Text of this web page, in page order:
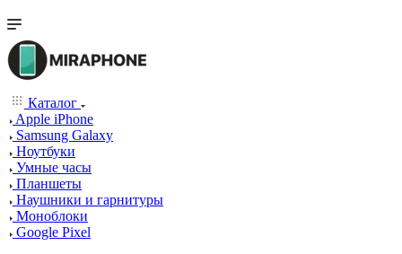
Каталог
Apple iPhone
Samsung Galaxy
Ноутбуки
Умные часы
Планшеты
Наушники и гарнитуры
Моноблоки
Google Pixel